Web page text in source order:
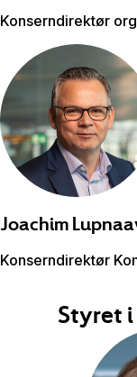
Konserndirektør
Joachim
Konserndirektør
Styret